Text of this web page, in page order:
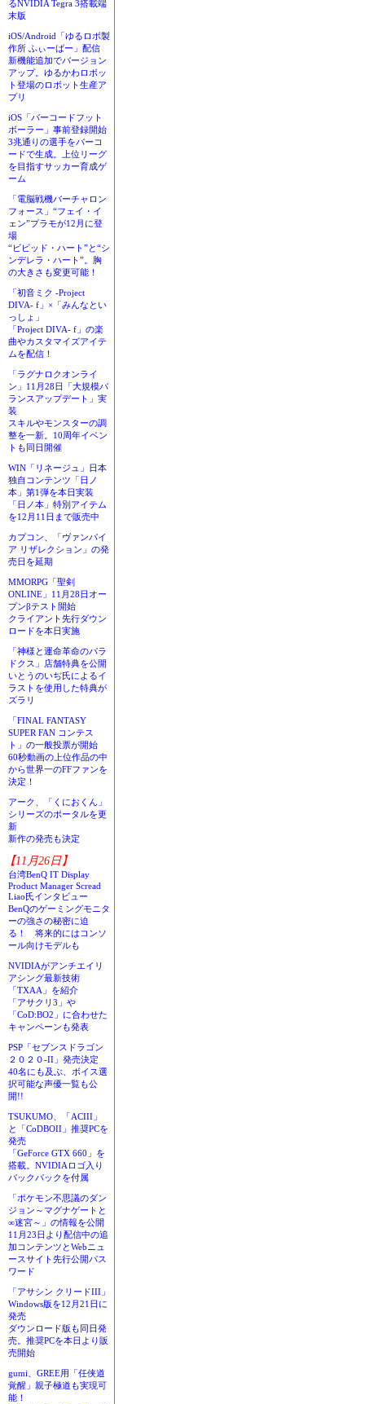
るNVIDIA Tegra 3搭載端
末版
iOS/Android「ゆるロボ製
作所 ふぃーばー」配信
新機能追加でバージョン
アップ。ゆるかわロボッ
ト登場のロボット生産ア
プリ
iOS「バーコードフット
ボーラー」事前登録開始
3兆通りの選手をバーコ
ードで生成。上位リーグ
を目指すサッカー育成ゲ
ーム
「電脳戦機バーチャロン
フォース」“フェイ・イ
ェン”プラモが12月に登
場
“ビビッド・ハート”と“シ
ンデレラ・ハート”。胸
の大きさも変更可能！
「初音ミク -Project
DIVA- f」×「みんなとい
っしょ」
「Project DIVA- f」の楽
曲やカスタマイズアイテ
ムを配信！
「ラグナロクオンライ
ン」11月28日「大規模バ
ランスアップデート」実
装
スキルやモンスターの調
整を一新。10周年イベン
トも同日開催
WIN「リネージュ」日本
独自コンテンツ「日ノ
本」第1弾を本日実装
「日ノ本」特別アイテム
を12月11日まで販売中
カプコン、「ヴァンパイ
ア リザレクション」の発
売日を延期
MMORPG「聖剣
ONLINE」11月28日オー
プンβテスト開始
クライアント先行ダウン
ロードを本日実施
「神様と運命革命のパラ
ドクス」店舗特典を公開
いとうのいぢ氏によるイ
ラストを使用した特典が
ズラリ
「FINAL FANTASY
SUPER FAN コンテス
ト」の一般投票が開始
60秒動画の上位作品の中
から世界一のFFファンを
決定！
アーク、「くにおくん」
シリーズのポータルを更
新
新作の発売も決定
【11月26日】
台湾BenQ IT Display
Product Manager Scread
Liao氏インタビュー
BenQのゲーミングモニタ
ーの強さの秘密に迫
る！ 将来的にはコンソ
ール向けモデルも
NVIDIAがアンチエイリ
アシング最新技術
「TXAA」を紹介
「アサクリ3」や
「CoD:BO2」に合わせた
キャンペーンも発表
PSP「セブンスドラゴン
２０２０-II」発売決定
40名にも及ぶ、ボイス選
択可能な声優一覧も公
開!!
TSUKUMO、「ACIII」
と「CoDBOII」推奨PCを
発売
「GeForce GTX 660」を
搭載。NVIDIAロゴ入り
バックパックを付属
「ポケモン不思議のダン
ジョン～マグナゲートと
∞迷宮～」の情報を公開
11月23日より配信中の追
加コンテンツとWebニュ
ースサイト先行公開パス
ワード
「アサシン クリードIII」
Windows版を12月21日に
発売
ダウンロード版も同日発
売。推奨PCを本日より販
売開始
gumi、GREE用「任侠道
覚醒」親子極道も実現可
能！